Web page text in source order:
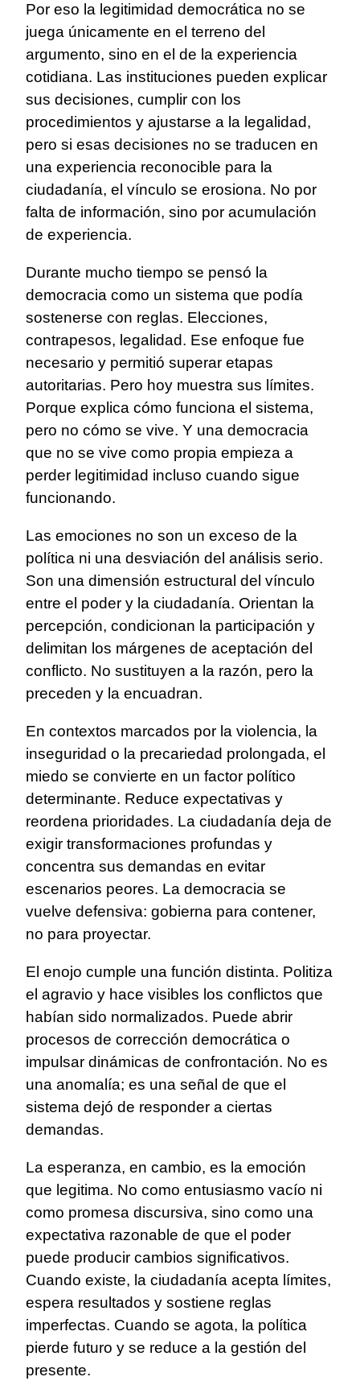
Por eso la legitimidad democrática no se
juega únicamente en el terreno del
argumento, sino en el de la experiencia
cotidiana. Las instituciones pueden explicar
sus decisiones, cumplir con los
procedimientos y ajustarse a la legalidad,
pero si esas decisiones no se traducen en
una experiencia reconocible para la
ciudadanía, el vínculo se erosiona. No por
falta de información, sino por acumulación
de experiencia.
Durante mucho tiempo se pensó la
democracia como un sistema que podía
sostenerse con reglas. Elecciones,
contrapesos, legalidad. Ese enfoque fue
necesario y permitió superar etapas
autoritarias. Pero hoy muestra sus límites.
Porque explica cómo funciona el sistema,
pero no cómo se vive. Y una democracia
que no se vive como propia empieza a
perder legitimidad incluso cuando sigue
funcionando.
Las emociones no son un exceso de la
política ni una desviación del análisis serio.
Son una dimensión estructural del vínculo
entre el poder y la ciudadanía. Orientan la
percepción, condicionan la participación y
delimitan los márgenes de aceptación del
conflicto. No sustituyen a la razón, pero la
preceden y la encuadran.
En contextos marcados por la violencia, la
inseguridad o la precariedad prolongada, el
miedo se convierte en un factor político
determinante. Reduce expectativas y
reordena prioridades. La ciudadanía deja de
exigir transformaciones profundas y
concentra sus demandas en evitar
escenarios peores. La democracia se
vuelve defensiva: gobierna para contener,
no para proyectar.
El enojo cumple una función distinta. Politiza
el agravio y hace visibles los conflictos que
habían sido normalizados. Puede abrir
procesos de corrección democrática o
impulsar dinámicas de confrontación. No es
una anomalía; es una señal de que el
sistema dejó de responder a ciertas
demandas.
La esperanza, en cambio, es la emoción
que legitima. No como entusiasmo vacío ni
como promesa discursiva, sino como una
expectativa razonable de que el poder
puede producir cambios significativos.
Cuando existe, la ciudadanía acepta límites,
espera resultados y sostiene reglas
imperfectas. Cuando se agota, la política
pierde futuro y se reduce a la gestión del
presente.